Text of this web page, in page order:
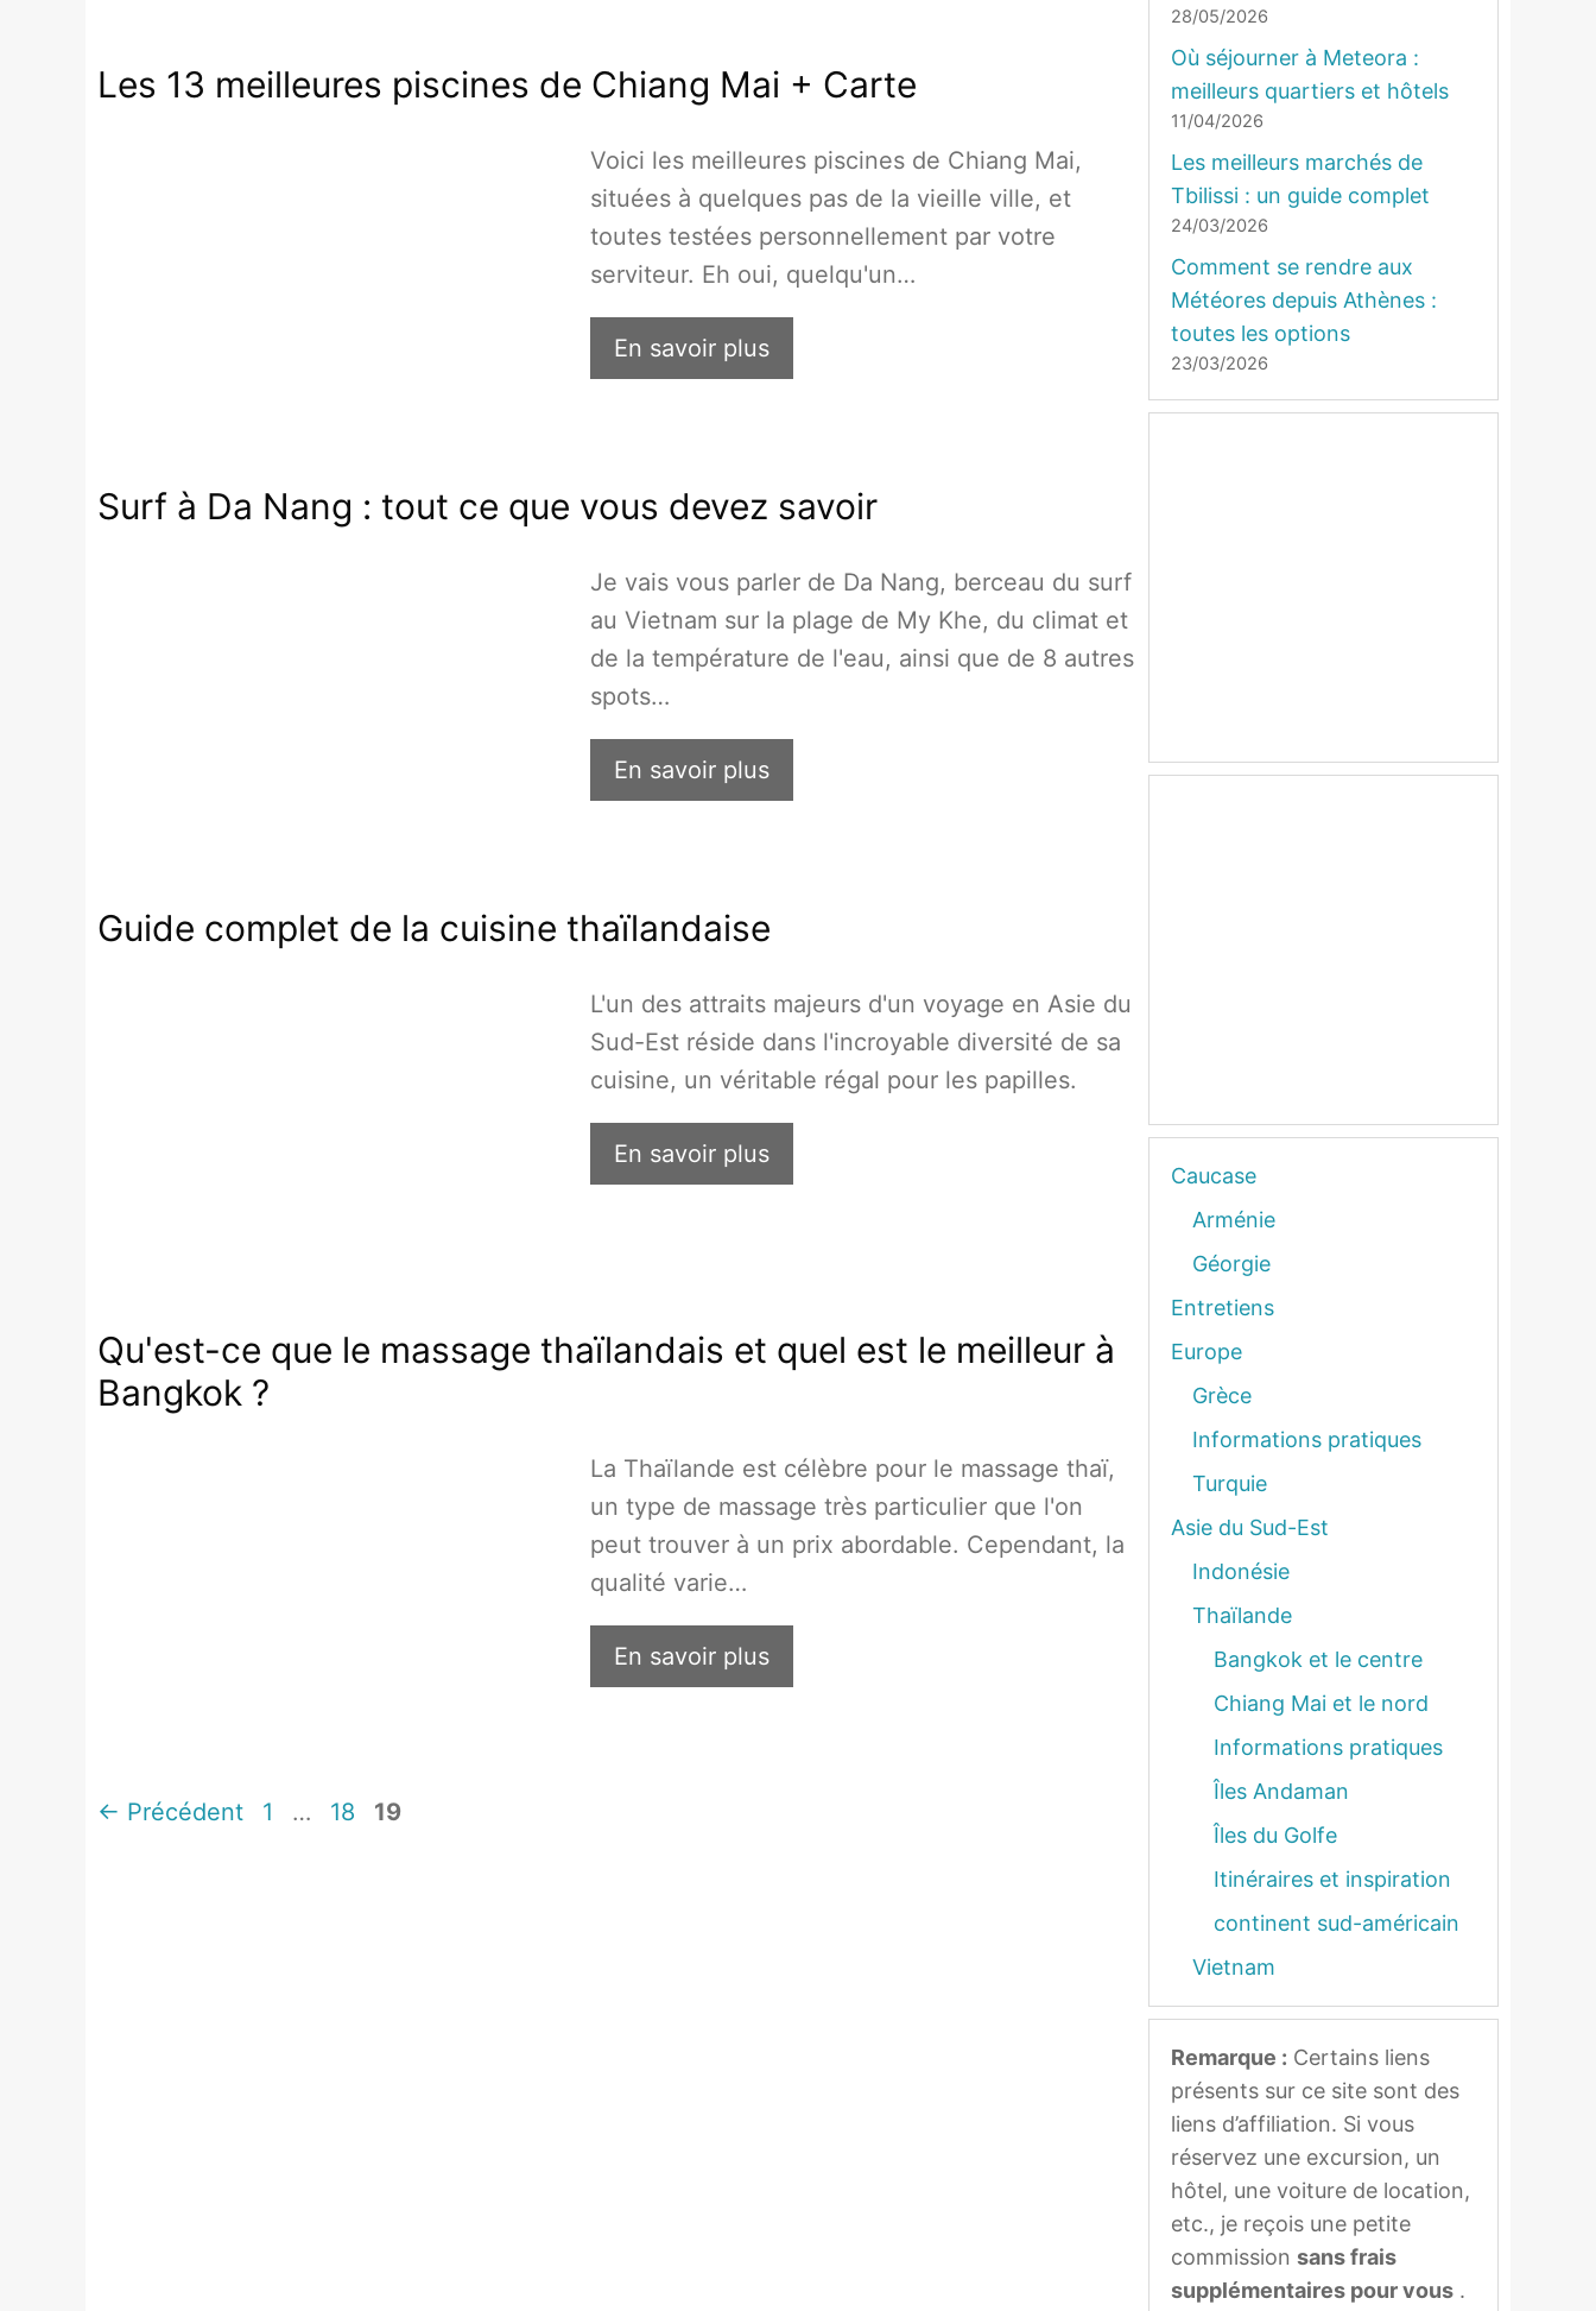
Les 13 meilleures piscines de Chiang Mai + Carte
Voici les meilleures piscines de Chiang Mai,
situées à quelques pas de la vieille ville, et
toutes testées personnellement par votre
serviteur. Eh oui, quelqu'un…
En savoir plus
Surf à Da Nang : tout ce que vous devez savoir
Je vais vous parler de Da Nang, berceau du surf
au Vietnam sur la plage de My Khe, du climat et
de la température de l'eau, ainsi que de 8 autres
spots…
En savoir plus
Guide complet de la cuisine thaïlandaise
L'un des attraits majeurs d'un voyage en Asie du
Sud-Est réside dans l'incroyable diversité de sa
cuisine, un véritable régal pour les papilles.
En savoir plus
Qu'est-ce que le massage thaïlandais et quel est le meilleur à
Bangkok ?
La Thaïlande est célèbre pour le massage thaï,
un type de massage très particulier que l'on
peut trouver à un prix abordable. Cependant, la
qualité varie…
En savoir plus
← Précédent Page
1 … Page
18 Page
19
28/05/2026
Où séjourner à Meteora :
meilleurs quartiers et hôtels
11/04/2026
Les meilleurs marchés de
Tbilissi : un guide complet
24/03/2026
Comment se rendre aux
Météores depuis Athènes :
toutes les options
23/03/2026
Caucase
Arménie
Géorgie
Entretiens
Europe
Grèce
Informations pratiques
Turquie
Asie du Sud-Est
Indonésie
Thaïlande
Bangkok et le centre
Chiang Mai et le nord
Informations pratiques
Îles Andaman
Îles du Golfe
Itinéraires et inspiration
continent sud-américain
Vietnam
Remarque : Certains liens
présents sur ce site sont des
liens d’affiliation. Si vous
réservez une excursion, un
hôtel, une voiture de location,
etc., je reçois une petite
commission sans frais
supplémentaires pour vous .